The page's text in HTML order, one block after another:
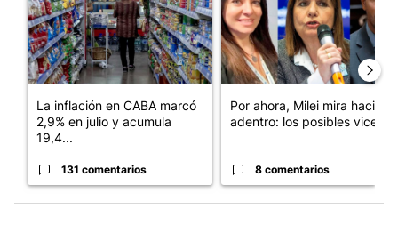
La inflación en CABA marcó
2,9% en julio y acumula
19,4...
131 comentarios
Por ahora, Milei mira hacia
adentro: los posibles vices...
8 comentarios